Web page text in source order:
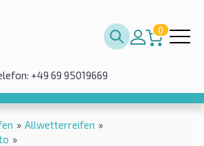
0
+49 69 95019669
» Allwetterreifen »
»